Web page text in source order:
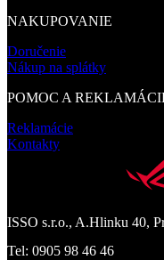
NAKUPOVANIE
Doručenie
Nákup na splátky
POMOC A
Reklamácie
Kontakty
ISSO s.r.o., A.Hlinku 40,
Tel: 0905 98 46 46